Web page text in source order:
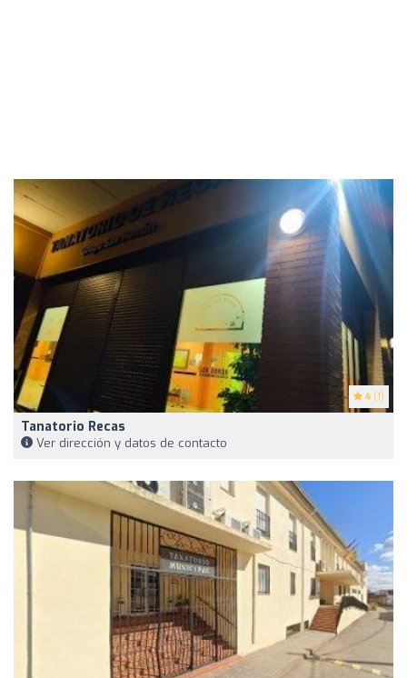
4 (1)
Tanatorio Recas
Ver dirección y datos de contacto